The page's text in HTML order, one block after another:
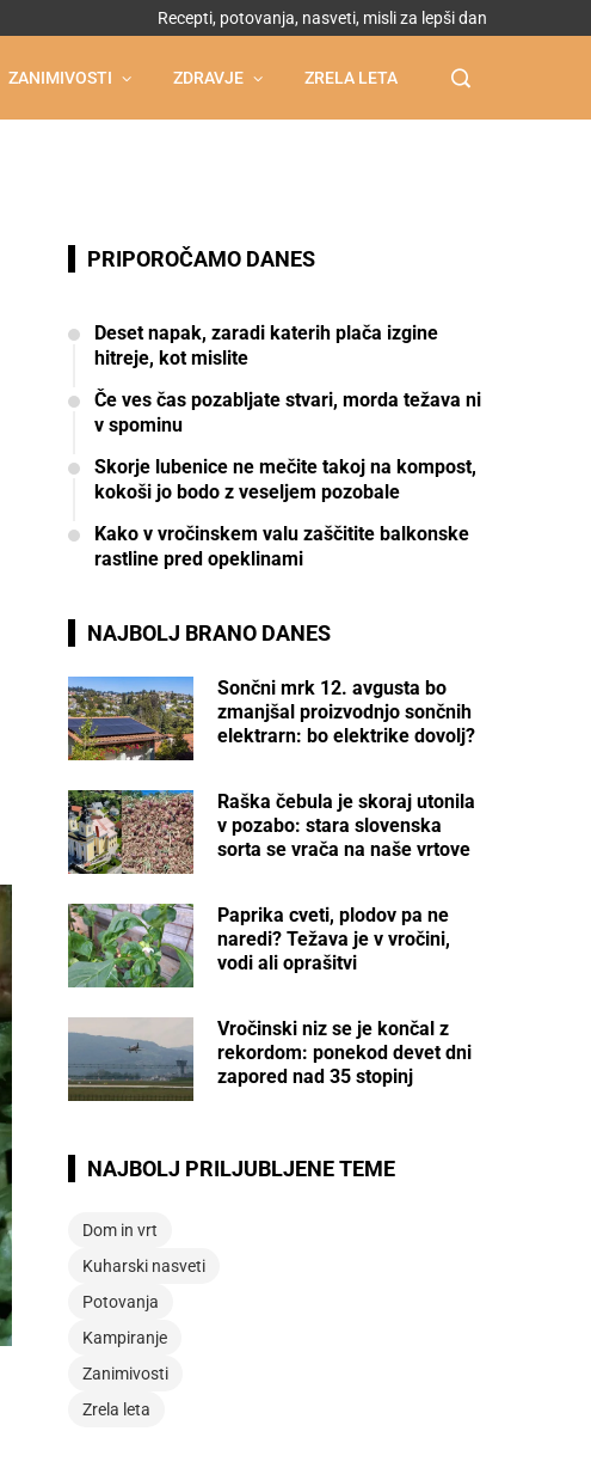
Recepti, potovanja, nasveti, misli za lepši dan
ZANIMIVOSTI ZDRAVJE ZRELA LETA
PRIPOROČAMO DANES
Deset napak, zaradi katerih plača izgine
hitreje, kot mislite
Če ves čas pozabljate stvari, morda težava ni
v spominu
Skorje lubenice ne mečite takoj na kompost,
kokoši jo bodo z veseljem pozobale
Kako v vročinskem valu zaščitite balkonske
rastline pred opeklinami
NAJBOLJ BRANO DANES
Sončni mrk 12. avgusta bo
zmanjšal proizvodnjo sončnih
elektrarn: bo elektrike dovolj?
Raška čebula je skoraj utonila
v pozabo: stara slovenska
sorta se vrača na naše vrtove
Paprika cveti, plodov pa ne
naredi? Težava je v vročini,
vodi ali oprašitvi
Vročinski niz se je končal z
rekordom: ponekod devet dni
zapored nad 35 stopinj
NAJBOLJ PRILJUBLJENE TEME
Dom in vrt
Kuharski nasveti
Potovanja
Kampiranje
Zanimivosti
Zrela leta